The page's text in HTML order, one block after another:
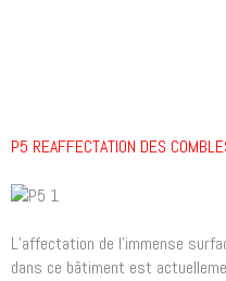
P5 REAFFECTATION DES
L’affectation de l’immense
dans ce bâtiment est